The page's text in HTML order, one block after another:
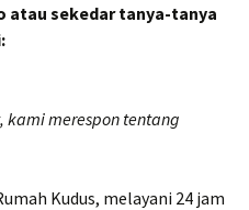
atau sekedar tanya-tanya
kami merespon tentang
Kudus, melayani 24 jam